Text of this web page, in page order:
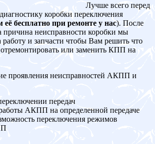
Лучше всего перед
коробки переключения
её бесплатно при ремонте у нас). После
причина неисправности коробки мы
работу и запчасти чтобы Вам решить что
отремонтировать или заменить КПП на
проявления неисправностей АКПП и
передач
АКПП на определенной передаче
переключения режимов